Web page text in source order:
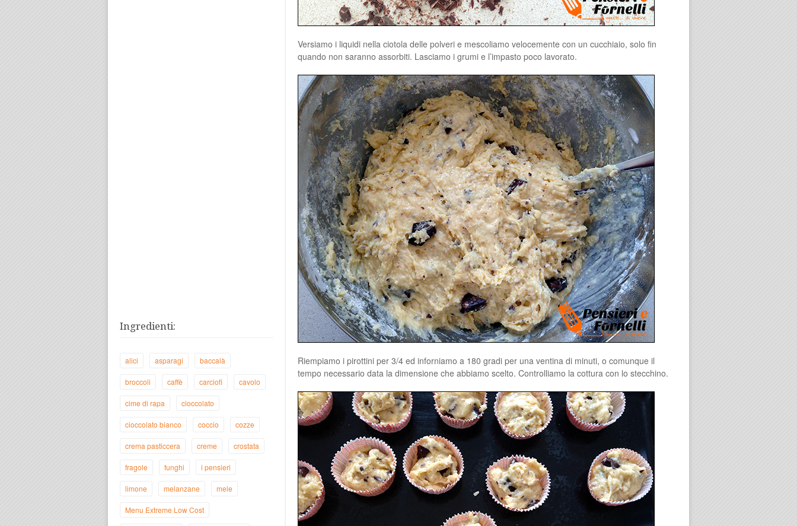
Versiamo i liquidi nella ciotola delle polveri e mescoliamo velocemente con un cucchiaio, solo fin
quando non saranno assorbiti. Lasciamo i grumi e l’impasto poco lavorato.
Riempiamo i pirottini per 3/4 ed inforniamo a 180 gradi per una ventina di minuti, o comunque il
tempo necessario data la dimensione che abbiamo scelto. Controlliamo la cottura con lo stecchino.
Ingredienti:
alici asparagi baccalà
broccoli caffè carciofi cavolo
cime di rapa cioccolato
cioccolato bianco coccio cozze
crema pasticcera creme crostata
fragole funghi i pensieri
limone melanzane mele
Menu Extreme Low Cost